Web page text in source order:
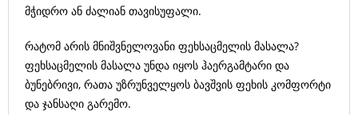
მჭიდრო ან ძალიან თავისუფალი.
რატომ არის მნიშვნელოვანი ფეხსაცმელის მასალა?
ფეხსაცმელის მასალა უნდა იყოს ჰაერგამტარი და
ბუნებრივი, რათა უზრუნველყოს ბავშვის ფეხის კომფორტი
და ჯანსაღი გარემო.